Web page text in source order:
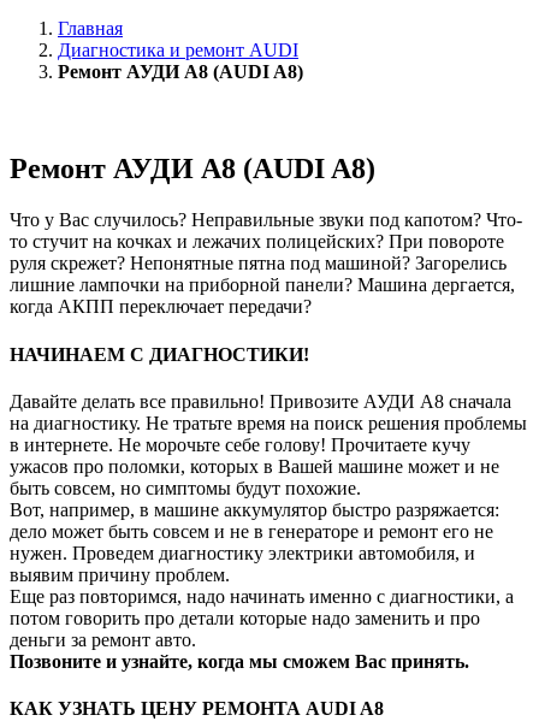
Главная
Диагностика и ремонт AUDI
Ремонт АУДИ А8 (AUDI A8)
Ремонт АУДИ А8 (AUDI A8)
Что у Вас случилось? Неправильные звуки под капотом? Что-
то стучит на кочках и лежачих полицейских? При повороте
руля скрежет? Непонятные пятна под машиной? Загорелись
лишние лампочки на приборной панели? Машина дергается,
когда АКПП переключает передачи?
НАЧИНАЕМ С ДИАГНОСТИКИ!
Давайте делать все правильно! Привозите АУДИ А8 сначала
на диагностику. Не тратьте время на поиск решения проблемы
в интернете. Не морочьте себе голову! Прочитаете кучу
ужасов про поломки, которых в Вашей машине может и не
быть совсем, но симптомы будут похожие.
Вот, например, в машине аккумулятор быстро разряжается:
дело может быть совсем и не в генераторе и ремонт его не
нужен. Проведем диагностику электрики автомобиля, и
выявим причину проблем.
Еще раз повторимся, надо начинать именно с диагностики, а
потом говорить про детали которые надо заменить и про
деньги за ремонт авто.
Позвоните и узнайте, когда мы сможем Вас принять.
КАК УЗНАТЬ ЦЕНУ РЕМОНТА AUDI A8